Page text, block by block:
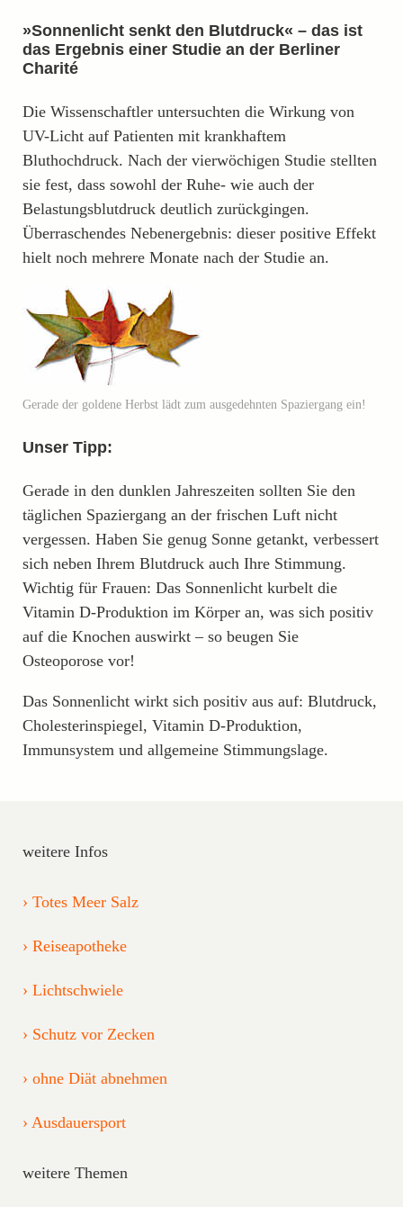
»Sonnenlicht senkt den Blutdruck« – das ist
das Ergebnis einer Studie an der Berliner
Charité
Die Wissenschaftler untersuchten die Wirkung von
UV-Licht auf Patienten mit krankhaftem
Bluthochdruck. Nach der vierwöchigen Studie stellten
sie fest, dass sowohl der Ruhe- wie auch der
Belastungsblutdruck deutlich zurückgingen.
Überraschendes Nebenergebnis: dieser positive Effekt
hielt noch mehrere Monate nach der Studie an.
Gerade der goldene Herbst lädt zum ausgedehnten Spaziergang ein!
Unser Tipp:
Gerade in den dunklen Jahreszeiten sollten Sie den
täglichen Spaziergang an der frischen Luft nicht
vergessen. Haben Sie genug Sonne getankt, verbessert
sich neben Ihrem Blutdruck auch Ihre Stimmung.
Wichtig für Frauen: Das Sonnenlicht kurbelt die
Vitamin D-Produktion im Körper an, was sich positiv
auf die Knochen auswirkt – so beugen Sie
Osteoporose vor!
Das Sonnenlicht wirkt sich positiv aus auf: Blutdruck,
Cholesterinspiegel, Vitamin D-Produktion,
Immunsystem und allgemeine Stimmungslage.
weitere Infos
Totes Meer Salz
Reiseapotheke
Lichtschwiele
Schutz vor Zecken
ohne Diät abnehmen
Ausdauersport
weitere Themen